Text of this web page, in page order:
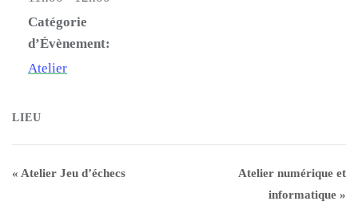
Catégorie
d’Évènement:
Atelier
LIEU
« Atelier Jeu d’échecs
Atelier numérique et
informatique »